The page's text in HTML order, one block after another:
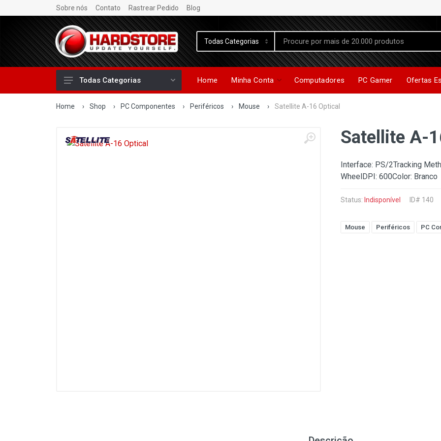
Sobre nós Contato Rastrear Pedido Blog
Todas Categorias Home Minha Conta Computadores PC Gamer Ofertas
Home › Shop › PC Componentes › Periféricos › Mouse › Satellite A-16 Optical
Satellite A-
Interface: PS/2Tracking
WheelDPI: 600Color: Branco
Status: Indisponível ID# 140
Mouse Periféricos PC